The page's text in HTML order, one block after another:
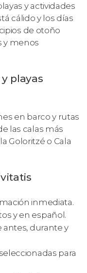
y actividades
cálido y los días
de otoño
y menos
playas
en barco y rutas
las calas más
Goloritzé o Cala
inmediata.
y en español.
durante y
para